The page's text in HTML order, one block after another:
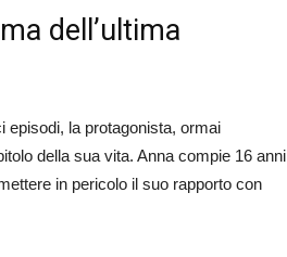
dell’ultima
episodi, la protagonista, ormai
della sua vita. Anna compie 16 anni
in pericolo il suo rapporto con